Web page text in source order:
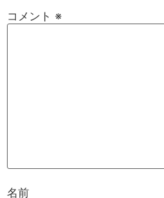
コメント ※
名前